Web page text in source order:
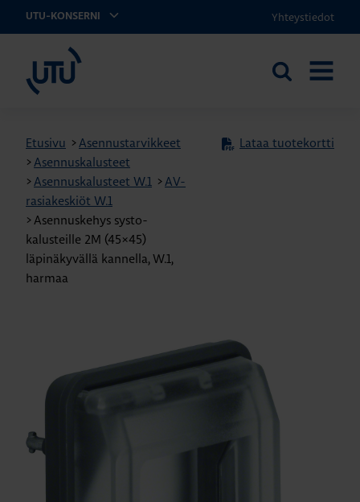
UTU-KONSERNI Yhteystiedot
Etsi
Etusivu >Asennustarvikkeet
>Asennuskalusteet
>Asennuskalusteet W.1 >AV-
rasiakeskiöt W.1
>Asennuskehys systo-
kalusteille 2M (45×45)
läpinäkyvällä kannella, W.1,
harmaa
Lataa tuotekortti